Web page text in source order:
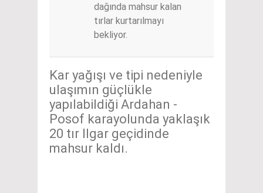
dağında mahsur kalan
tırlar kurtarılmayı
bekliyor.
Kar yağışı ve tipi nedeniyle
ulaşımın güçlükle
yapılabildiği Ardahan -
Posof karayolunda yaklaşık
20 tır Ilgar geçidinde
mahsur kaldı.